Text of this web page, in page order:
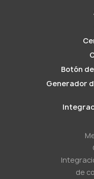
Botón
Generador
de